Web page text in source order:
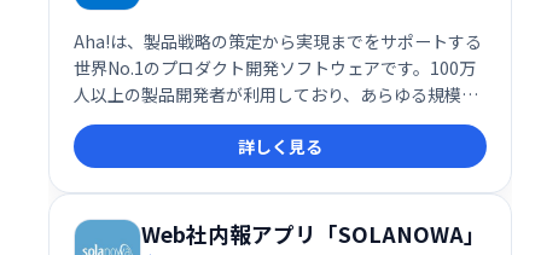
Aha!は、製品戦略の策定から実現までをサポートする
世界No.1のプロダクト開発ソフトウェアです。100万
人以上の製品開発者が利用しており、あらゆる規模の
製品チームに最適なソリューションを提供していま
す。
詳しく見る
Web社内報アプリ「SOLANOWA」